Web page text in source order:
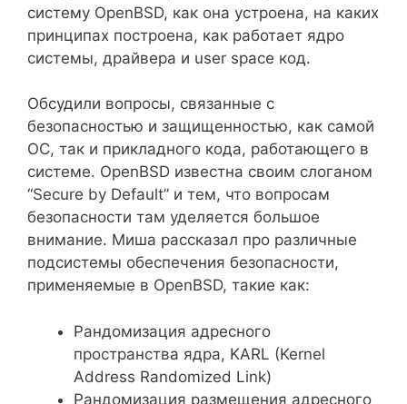
систему OpenBSD, как она устроена, на каких
принципах построена, как работает ядро
системы, драйвера и user space код.
Обсудили вопросы, связанные с
безопасностью и защищенностью, как самой
ОС, так и прикладного кода, работающего в
системе. OpenBSD известна своим слоганом
“Secure by Default” и тем, что вопросам
безопасности там уделяется большое
внимание. Миша рассказал про различные
подсистемы обеспечения безопасности,
применяемые в OpenBSD, такие как:
Рандомизация адресного
пространства ядра, KARL (Kernel
Address Randomized Link)
Рандомизация размещения адресного